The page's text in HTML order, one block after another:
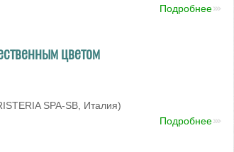
Подробнее
цветом
SPA-SB, Италия)
Подробнее